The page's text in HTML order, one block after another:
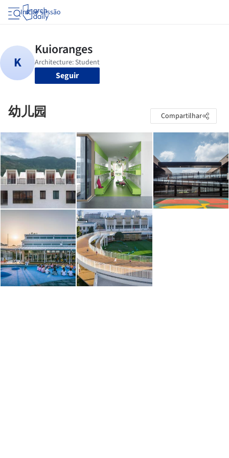
Iniciar sessão
Seguir
幼儿园 Compartilhar